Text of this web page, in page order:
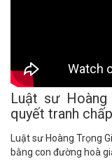
Luật sư Hoàng
quyết tranh
Luật sư Hoàng Trọng
bằng con đường hoà